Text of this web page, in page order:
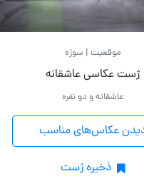
موقعیت | سوژه
ژست عکاسی عاشقانه
عاشقانه و دو نفره
عکاس‌های مناسب
ذخیره ژست